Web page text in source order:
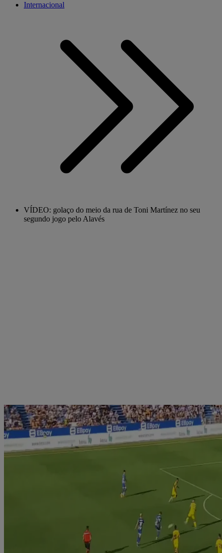
Internacional
VÍDEO: golaço do meio da rua de Toni Martínez no seu
segundo jogo pelo Alavés